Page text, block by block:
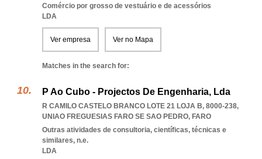
Comércio por grosso de vestuário e de acessórios
LDA
Ver empresa Ver no Mapa
Matches in the search for:
P Ao Cubo - Projectos De Engenharia, Lda
R CAMILO CASTELO BRANCO LOTE 21 LOJA B, 8000-238,
UNIAO FREGUESIAS FARO SE SAO PEDRO, FARO
Outras atividades de consultoria, científicas, técnicas e
similares, n.e.
LDA